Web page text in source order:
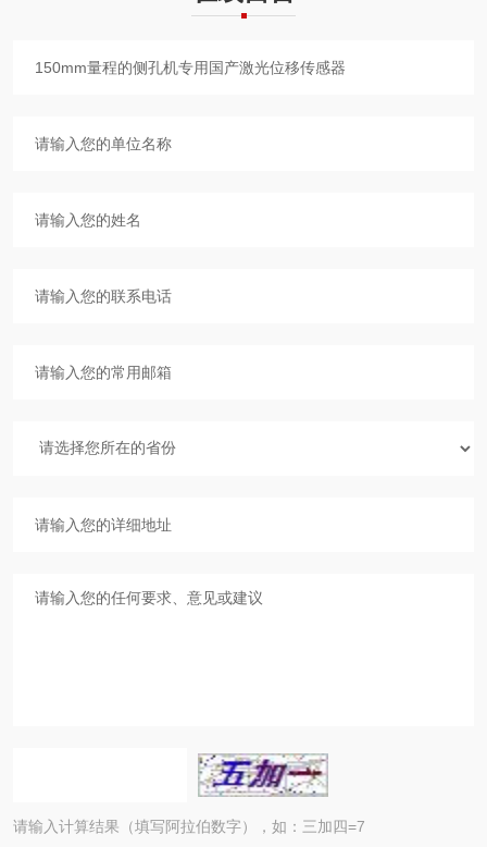
请输入计算结果（填写阿拉伯数字），如：三加四=7